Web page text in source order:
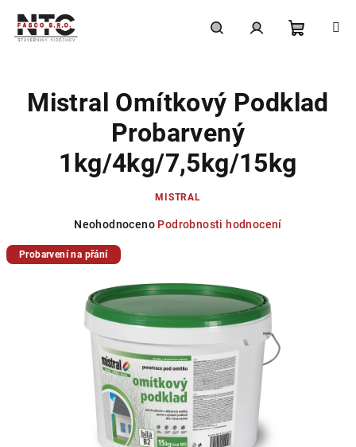
obsah
košík
Mistral Omítkový Podklad
Probarvený
1kg/4kg/7,5kg/15kg
MISTRAL
Průměrné
produktu
hvězdiček.
Neohodnoceno Podrobnosti hodnocení
Probarvení na přání